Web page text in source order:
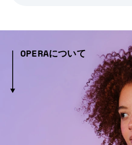
OPERAについて